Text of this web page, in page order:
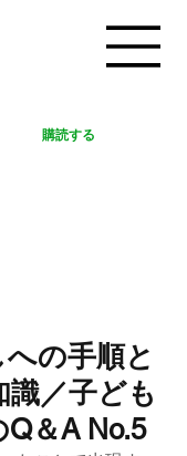
購読する
の手順と
識／子ども
＆A No.5